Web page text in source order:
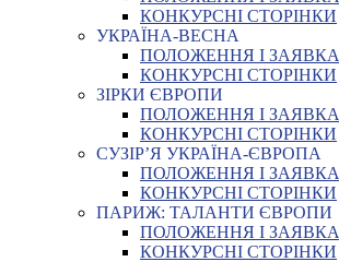
КОНКУРСНІ СТОРІНКИ
УКРАЇНА-ВЕСНА
ПОЛОЖЕННЯ І ЗАЯВКА
КОНКУРСНІ СТОРІНКИ
ЗІРКИ ЄВРОПИ
ПОЛОЖЕННЯ І ЗАЯВКА
КОНКУРСНІ СТОРІНКИ
СУЗІР’Я УКРАЇНА-ЄВРОПА
ПОЛОЖЕННЯ І ЗАЯВКА
КОНКУРСНІ СТОРІНКИ
ПАРИЖ: ТАЛАНТИ ЄВРОПИ
ПОЛОЖЕННЯ І ЗАЯВКА
КОНКУРСНІ СТОРІНКИ